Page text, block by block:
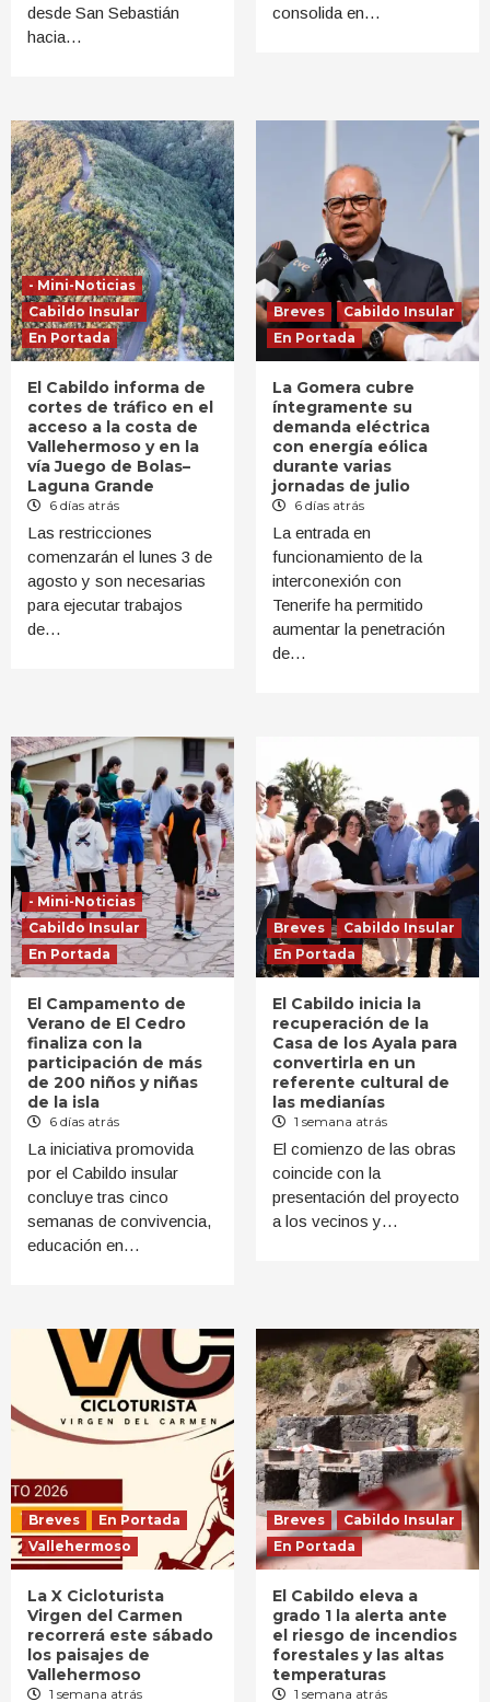
desde San Sebastián
hacia…
consolida en…
- Mini-Noticias
Cabildo Insular
En Portada
El Cabildo informa de
cortes de tráfico en el
acceso a la costa de
Vallehermoso y en la
vía Juego de Bolas–
Laguna Grande
6 días atrás
Las restricciones
comenzarán el lunes 3 de
agosto y son necesarias
para ejecutar trabajos
de…
Breves
Cabildo Insular
En Portada
La Gomera cubre
íntegramente su
demanda eléctrica
con energía eólica
durante varias
jornadas de julio
6 días atrás
La entrada en
funcionamiento de la
interconexión con
Tenerife ha permitido
aumentar la penetración
de…
- Mini-Noticias
Cabildo Insular
En Portada
El Campamento de
Verano de El Cedro
finaliza con la
participación de más
de 200 niños y niñas
de la isla
6 días atrás
La iniciativa promovida
por el Cabildo insular
concluye tras cinco
semanas de convivencia,
educación en…
Breves
Cabildo Insular
En Portada
El Cabildo inicia la
recuperación de la
Casa de los Ayala para
convertirla en un
referente cultural de
las medianías
1 semana atrás
El comienzo de las obras
coincide con la
presentación del proyecto
a los vecinos y…
Breves
En Portada
Vallehermoso
La X Cicloturista
Virgen del Carmen
recorrerá este sábado
los paisajes de
Vallehermoso
1 semana atrás
Breves
Cabildo Insular
En Portada
El Cabildo eleva a
grado 1 la alerta ante
el riesgo de incendios
forestales y las altas
temperaturas
1 semana atrás